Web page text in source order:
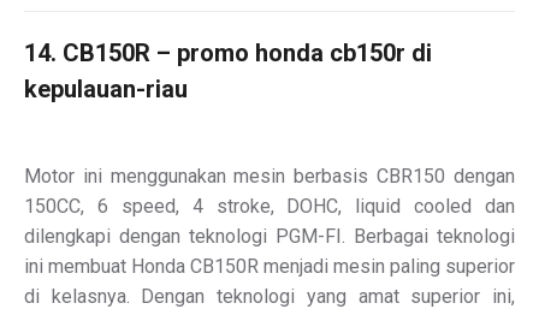
14. CB150R – promo honda cb150r di
kepulauan-riau
Motor ini menggunakan mesin berbasis CBR150 dengan
150CC, 6 speed, 4 stroke, DOHC, liquid cooled dan
dilengkapi dengan teknologi PGM-FI. Berbagai teknologi
ini membuat Honda CB150R menjadi mesin paling superior
di kelasnya. Dengan teknologi yang amat superior ini,